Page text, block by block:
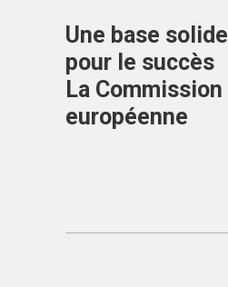
Une base solide
pour le succès
La Commission
européenne